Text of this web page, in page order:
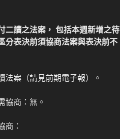
二讀之法案， 包括本週新增之待
分表決前須協商法案與表決前不
法案（請見前期電子報）。
協商：無。
商：